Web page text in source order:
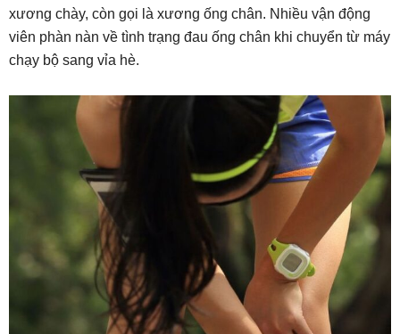
xương chày, còn gọi là xương ống chân. Nhiều vận động
viên phàn nàn về tình trạng đau ống chân khi chuyển từ máy
chạy bộ sang vỉa hè.